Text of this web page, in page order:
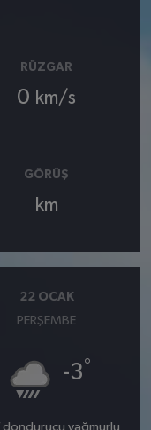
RÜZGAR
0 km/s
GÖRÜŞ
km
22 OCAK
PERŞEMBE
-3°
dondurucu yağmurlu